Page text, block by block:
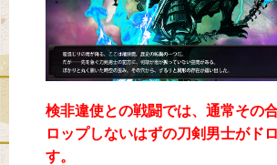
検非違使との戦闘では、通常その
ロップしないはずの刀剣男士がド
す。